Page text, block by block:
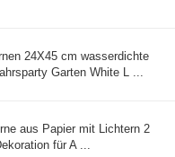
24X45 cm wasserdichte
Garten White L ...
aus Papier mit Lichtern 2
für A ...